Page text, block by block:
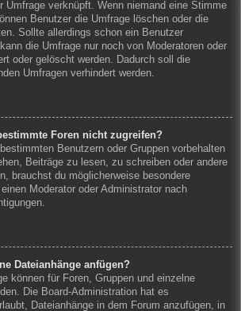
Umfrage verknüpft. Wenn niemand eine Stimme
Benutzer die Umfrage löschen oder die
Sollte allerdings schon ein Benutzer
die Umfrage nur noch von Moderatoren oder
oder gelöscht werden. Dadurch soll die
Umfragen verhindert werden.
Foren nicht zugreifen?
Benutzern oder Gruppen vorbehalten
Beiträge zu lesen, zu schreiben oder andere
brauchst du möglicherweise besondere
Moderator oder Administrator nach
Dateianhänge anfügen?
können für Foren, Gruppen und einzelne
Die Board-Administration hat es
Dateianhänge in dem Forum anzufügen, in